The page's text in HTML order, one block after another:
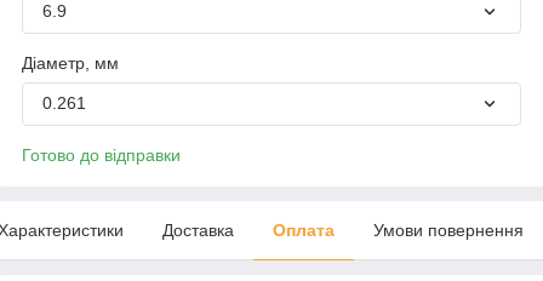
6.9
Діаметр, мм
0.261
Готово до відправки
Доставка Оплата Умови повернення